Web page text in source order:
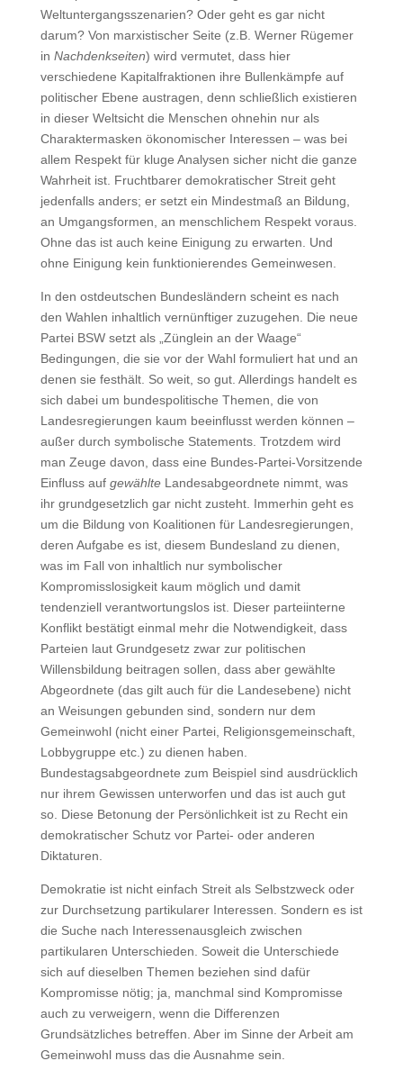
Weltuntergangsszenarien? Oder geht es gar nicht
darum? Von marxistischer Seite (z.B. Werner Rügemer
in Nachdenkseiten) wird vermutet, dass hier
verschiedene Kapitalfraktionen ihre Bullenkämpfe auf
politischer Ebene austragen, denn schließlich existieren
in dieser Weltsicht die Menschen ohnehin nur als
Charaktermasken ökonomischer Interessen – was bei
allem Respekt für kluge Analysen sicher nicht die ganze
Wahrheit ist. Fruchtbarer demokratischer Streit geht
jedenfalls anders; er setzt ein Mindestmaß an Bildung,
an Umgangsformen, an menschlichem Respekt voraus.
Ohne das ist auch keine Einigung zu erwarten. Und
ohne Einigung kein funktionierendes Gemeinwesen.
In den ostdeutschen Bundesländern scheint es nach
den Wahlen inhaltlich vernünftiger zuzugehen. Die neue
Partei BSW setzt als „Zünglein an der Waage“
Bedingungen, die sie vor der Wahl formuliert hat und an
denen sie festhält. So weit, so gut. Allerdings handelt es
sich dabei um bundespolitische Themen, die von
Landesregierungen kaum beeinflusst werden können –
außer durch symbolische Statements. Trotzdem wird
man Zeuge davon, dass eine Bundes-Partei-Vorsitzende
Einfluss auf gewählteLandesabgeordnete nimmt, was
ihr grundgesetzlich gar nicht zusteht. Immerhin geht es
um die Bildung von Koalitionen für Landesregierungen,
deren Aufgabe es ist, diesem Bundesland zu dienen,
was im Fall von inhaltlich nur symbolischer
Kompromisslosigkeit kaum möglich und damit
tendenziell verantwortungslos ist. Dieser parteiinterne
Konflikt bestätigt einmal mehr die Notwendigkeit, dass
Parteien laut Grundgesetz zwar zur politischen
Willensbildung beitragen sollen, dass aber gewählte
Abgeordnete (das gilt auch für die Landesebene) nicht
an Weisungen gebunden sind, sondern nur dem
Gemeinwohl (nicht einer Partei, Religionsgemeinschaft,
Lobbygruppe etc.) zu dienen haben.
Bundestagsabgeordnete zum Beispiel sind ausdrücklich
nur ihrem Gewissen unterworfen und das ist auch gut
so. Diese Betonung der Persönlichkeit ist zu Recht ein
demokratischer Schutz vor Partei- oder anderen
Diktaturen.
Demokratie ist nicht einfach Streit als Selbstzweck oder
zur Durchsetzung partikularer Interessen. Sondern es ist
die Suche nach Interessenausgleich zwischen
partikularen Unterschieden. Soweit die Unterschiede
sich auf dieselben Themen beziehen sind dafür
Kompromisse nötig; ja, manchmal sind Kompromisse
auch zu verweigern, wenn die Differenzen
Grundsätzliches betreffen. Aber im Sinne der Arbeit am
Gemeinwohl muss das die Ausnahme sein.